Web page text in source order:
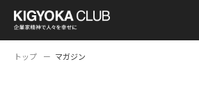
トップ マガジン